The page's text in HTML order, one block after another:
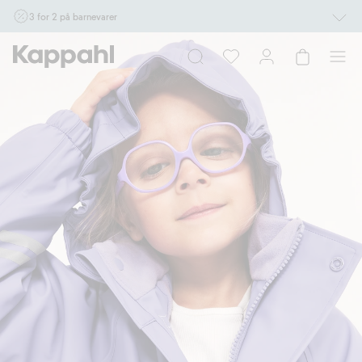
3 for 2 på barnevarer
Ikke Newbie. Gjelder når du handler 2 eller flere varer som inngår i tilbudet tom.
17/8 i butikk & online for deg som er eller blir medlem. Kan ikke kombineres med
andre tilbud eller rabatter.
Handle nå